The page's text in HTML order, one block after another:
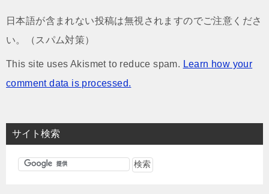
日本語が含まれない投稿は無視されますのでご注意くださ
い。（スパム対策）
This site uses Akismet to reduce spam. Learn how your
comment data is processed.
サイト検索